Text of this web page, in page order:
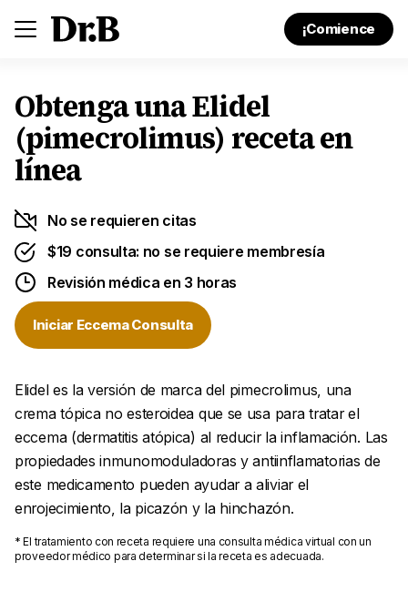
¡Comience
Obtenga una Elidel
(pimecrolimus) receta en
línea
No se requieren citas
$19 consulta: no se requiere membresía
Revisión médica en 3 horas
Iniciar Eccema Consulta
Elidel es la versión de marca del pimecrolimus, una
crema tópica no esteroidea que se usa para tratar el
eccema (dermatitis atópica) al reducir la inflamación. Las
propiedades inmunomoduladoras y antiinflamatorias de
este medicamento pueden ayudar a aliviar el
enrojecimiento, la picazón y la hinchazón.
* El tratamiento con receta requiere una consulta médica virtual con un
proveedor médico para determinar si la receta es adecuada.